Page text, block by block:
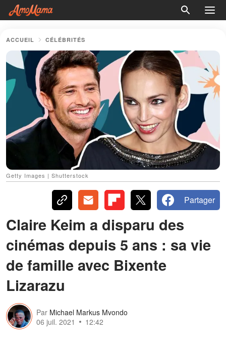
ACCUEIL CÉLÉBRITÉS
Getty Images | Shutterstock
Partager
Claire Keim a disparu des
cinémas depuis 5 ans : sa vie
de famille avec Bixente
Lizarazu
Par Michael Markus Mvondo
06 juil. 2021
12:42